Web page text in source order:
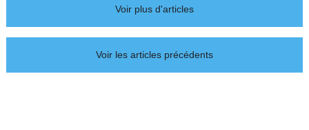
Voir plus d'articles
Voir les articles précédents